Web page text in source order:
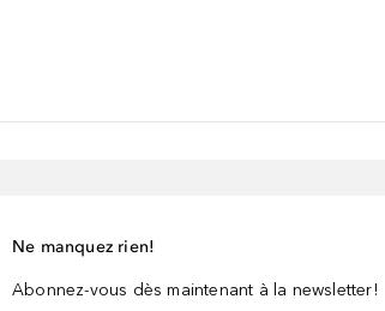
Ne manquez rien!
Abonnez-vous dès maintenant à la newsletter!